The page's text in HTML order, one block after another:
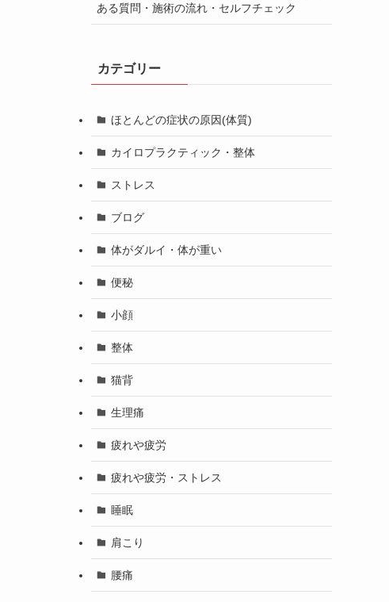
ある質問・施術の流れ・セルフチェック
カテゴリー
ほとんどの症状の原因(体質)
カイロプラクティック・整体
ストレス
ブログ
体がダルイ・体が重い
便秘
小顔
整体
猫背
生理痛
疲れや疲労
疲れや疲労・ストレス
睡眠
肩こり
腰痛